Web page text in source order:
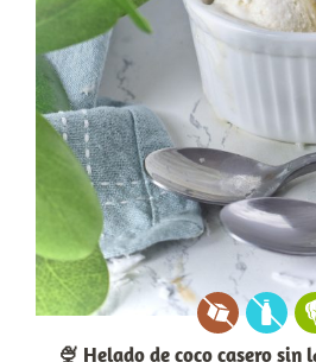
🍨 Helado de coco casero sin